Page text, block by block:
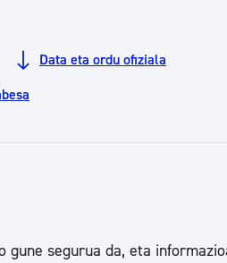
Kultura
Turismoa
Data eta ordu ofiziala
segurua da, eta